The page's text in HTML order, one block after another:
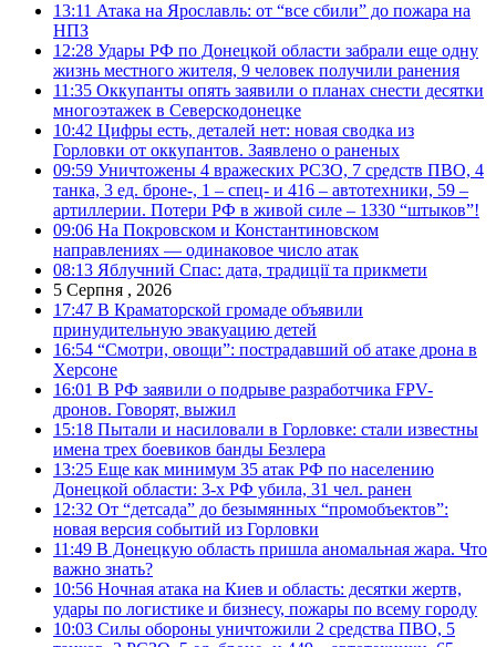
13:11 Атака на Ярославль: от “все сбили” до пожара на
НПЗ
12:28 Удары РФ по Донецкой области забрали еще одну
жизнь местного жителя, 9 человек получили ранения
11:35 Оккупанты опять заявили о планах снести десятки
многоэтажек в Северскодонецке
10:42 Цифры есть, деталей нет: новая сводка из
Горловки от оккупантов. Заявлено о раненых
09:59 Уничтожены 4 вражеских РСЗО, 7 средств ПВО, 4
танка, 3 ед. броне-, 1 – спец- и 416 – автотехники, 59 –
артиллерии. Потери РФ в живой силе – 1330 “штыков”!
09:06 На Покровском и Константиновском
направлениях — одинаковое число атак
08:13 Яблучний Спас: дата, традиції та прикмети
5 Серпня , 2026
17:47 В Краматорской громаде объявили
принудительную эвакуацию детей
16:54 “Смотри, овощи”: пострадавший об атаке дрона в
Херсоне
16:01 В РФ заявили о подрыве разработчика FPV-
дронов. Говорят, выжил
15:18 Пытали и насиловали в Горловке: стали известны
имена трех боевиков банды Безлера
13:25 Еще как минимум 35 атак РФ по населению
Донецкой области: 3-х РФ убила, 31 чел. ранен
12:32 От “детсада” до безымянных “промобъектов”:
новая версия событий из Горловки
11:49 В Донецкую область пришла аномальная жара. Что
важно знать?
10:56 Ночная атака на Киев и область: десятки жертв,
удары по логистике и бизнесу, пожары по всему городу
10:03 Силы обороны уничтожили 2 средства ПВО, 5